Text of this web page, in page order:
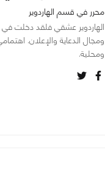
محرر في قسم الهاردوير
ومجال الدعاية والإعلان.
ومحلية.